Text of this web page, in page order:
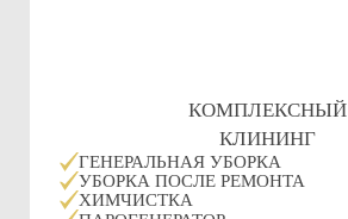
КОМПЛЕКСНЫЙ
КЛИНИНГ
ГЕНЕРАЛЬНАЯ УБОРКА
УБОРКА ПОСЛЕ РЕМОНТА
ХИМЧИСТКА